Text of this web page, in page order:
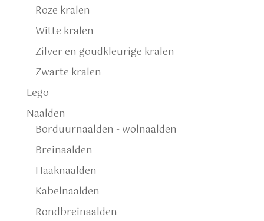
Roze kralen
Witte kralen
Zilver en goudkleurige kralen
Zwarte kralen
Lego
Naalden
Borduurnaalden - wolnaalden
Breinaalden
Haaknaalden
Kabelnaalden
Rondbreinaalden